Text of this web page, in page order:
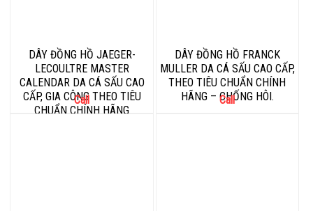
DÂY ĐỒNG HỒ JAEGER-
LECOULTRE MASTER
CALENDAR DA CÁ SẤU CAO
CẤP, GIA CÔNG THEO TIÊU
CHUẨN CHÍNH HÃNG
Call
DÂY ĐỒNG HỒ FRANCK
MULLER DA CÁ SẤU CAO CẤP,
THEO TIÊU CHUẨN CHÍNH
HÃNG – CHỐNG HÔI.
Call